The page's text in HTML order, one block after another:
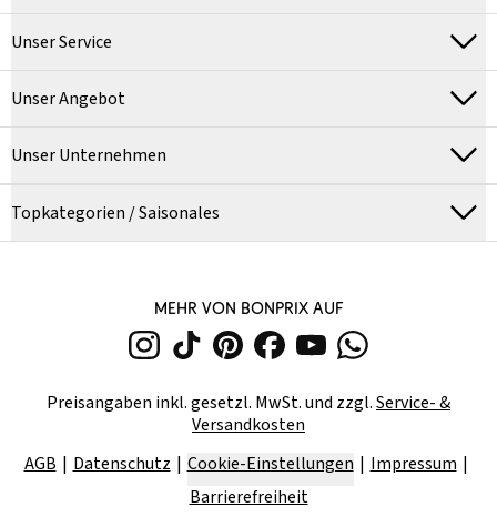
Unser Service
Unser Angebot
Unser Unternehmen
Topkategorien / Saisonales
MEHR VON BONPRIX AUF
Preisangaben inkl. gesetzl. MwSt. und zzgl.Service- &
Versandkosten
AGB
Datenschutz Cookie-Einstellungen
Impressum
Barrierefreiheit